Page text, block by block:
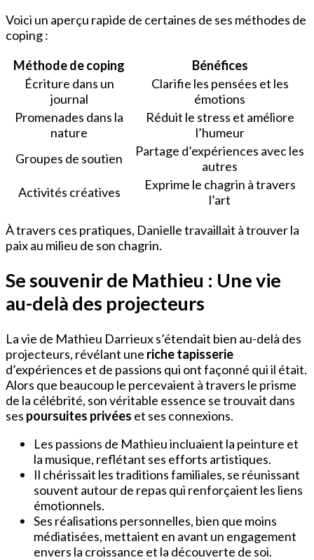
Voici un aperçu rapide de certaines de ses méthodes de
coping :
Méthode de coping
Bénéfices
Écriture dans un
journal
Clarifie les pensées et les
émotions
Promenades dans la
nature
Réduit le stress et améliore
l’humeur
Groupes de soutien
Partage d’expériences avec les
autres
Activités créatives
Exprime le chagrin à travers
l’art
À travers ces pratiques, Danielle travaillait à trouver la
paix au milieu de son chagrin.
Se souvenir de Mathieu : Une vie
au-delà des projecteurs
La vie de Mathieu Darrieux s’étendait bien au-delà des
projecteurs, révélant une riche tapisserie
d’expériences et de passions qui ont façonné qui il était.
Alors que beaucoup le percevaient à travers le prisme
de la célébrité, son véritable essence se trouvait dans
ses poursuites privées et ses connexions.
Les passions de Mathieu incluaient la peinture et
la musique, reflétant ses efforts artistiques.
Il chérissait les traditions familiales, se réunissant
souvent autour de repas qui renforçaient les liens
émotionnels.
Ses réalisations personnelles, bien que moins
médiatisées, mettaient en avant un engagement
envers la croissance et la découverte de soi.